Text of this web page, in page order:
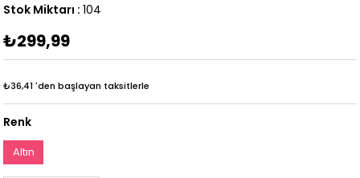
Stok Miktarı : 104
₺299,99
₺36,41 'den başlayan taksitlerle
Renk
Altın